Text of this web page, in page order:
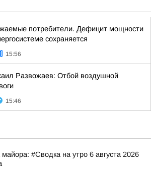
потребители. Дефицит мощности
сохраняется
15:56
Развожаев: Отбой воздушной
15:46
#Сводка на утро 6 августа 2026